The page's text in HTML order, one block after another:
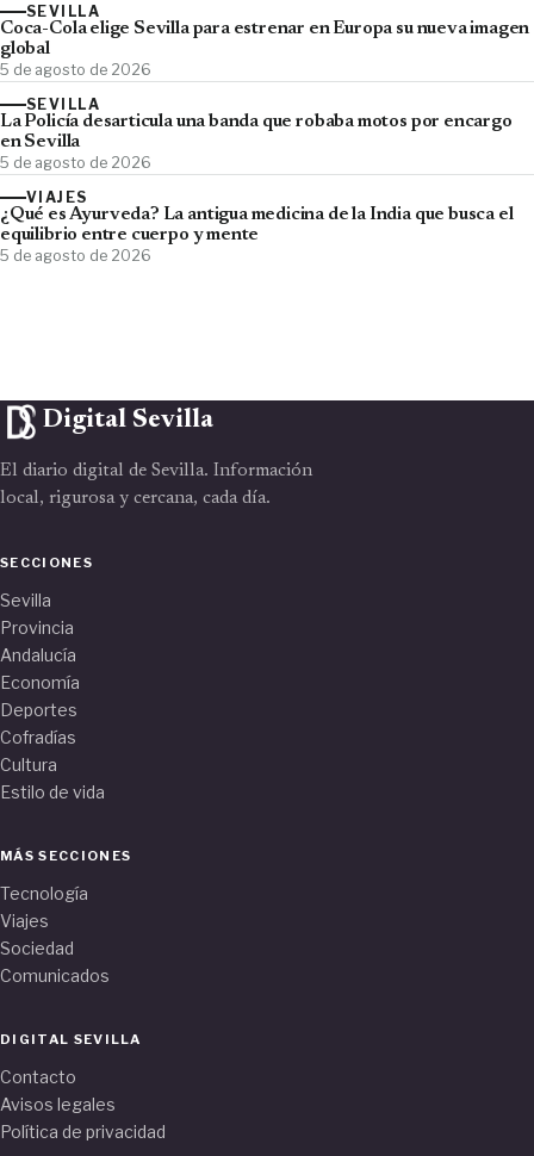
SEVILLA
Coca-Cola elige Sevilla para estrenar en Europa su nueva imagen
global
5 de agosto de 2026
SEVILLA
La Policía desarticula una banda que robaba motos por encargo
en Sevilla
5 de agosto de 2026
VIAJES
¿Qué es Ayurveda? La antigua medicina de la India que busca el
equilibrio entre cuerpo y mente
5 de agosto de 2026
Digital Sevilla
El diario digital de Sevilla. Información
local, rigurosa y cercana, cada día.
SECCIONES
Sevilla
Provincia
Andalucía
Economía
Deportes
Cofradías
Cultura
Estilo de vida
MÁS SECCIONES
Tecnología
Viajes
Sociedad
Comunicados
DIGITAL SEVILLA
Contacto
Avisos legales
Política de privacidad